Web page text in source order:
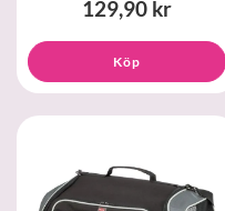
129,90 kr
Köp